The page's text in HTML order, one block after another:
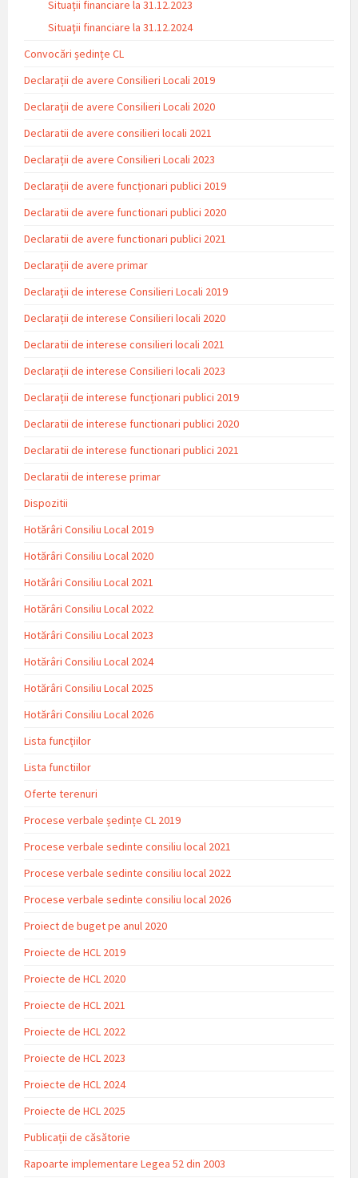
Situații financiare la 31.12.2023
Situaţii financiare la 31.12.2024
Convocări ședințe CL
Declarații de avere Consilieri Locali 2019
Declarații de avere Consilieri Locali 2020
Declaratii de avere consilieri locali 2021
Declarații de avere Consilieri Locali 2023
Declarații de avere funcționari publici 2019
Declaratii de avere functionari publici 2020
Declaratii de avere functionari publici 2021
Declarații de avere primar
Declarații de interese Consilieri Locali 2019
Declarații de interese Consilieri locali 2020
Declaratii de interese consilieri locali 2021
Declarații de interese Consilieri locali 2023
Declarații de interese funcționari publici 2019
Declaratii de interese functionari publici 2020
Declaratii de interese functionari publici 2021
Declaratii de interese primar
Dispozitii
Hotărâri Consiliu Local 2019
Hotărâri Consiliu Local 2020
Hotărâri Consiliu Local 2021
Hotărâri Consiliu Local 2022
Hotărâri Consiliu Local 2023
Hotărâri Consiliu Local 2024
Hotărâri Consiliu Local 2025
Hotărâri Consiliu Local 2026
Lista funcțiilor
Lista functiilor
Oferte terenuri
Procese verbale ședințe CL 2019
Procese verbale sedinte consiliu local 2021
Procese verbale sedinte consiliu local 2022
Procese verbale sedinte consiliu local 2026
Proiect de buget pe anul 2020
Proiecte de HCL 2019
Proiecte de HCL 2020
Proiecte de HCL 2021
Proiecte de HCL 2022
Proiecte de HCL 2023
Proiecte de HCL 2024
Proiecte de HCL 2025
Publicații de căsătorie
Rapoarte implementare Legea 52 din 2003